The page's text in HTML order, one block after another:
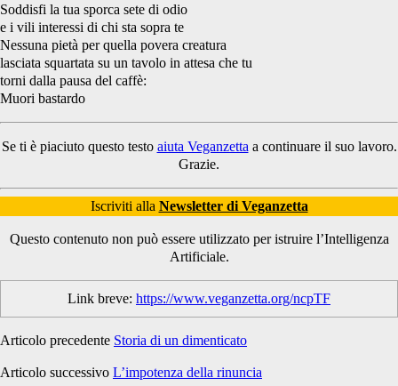
Soddisfi la tua sporca sete di odio
e i vili interessi di chi sta sopra te
Nessuna pietà per quella povera creatura
lasciata squartata su un tavolo in attesa che tu
torni dalla pausa del caffè:
Muori bastardo
Se ti è piaciuto questo testo aiuta Veganzetta a continuare il suo lavoro.
Grazie.
Iscriviti alla Newsletter di Veganzetta
Questo contenuto non può essere utilizzato per istruire l’Intelligenza
Artificiale.
Link breve: https://www.veganzetta.org/ncpTF
Articolo precedente Storia di un dimenticato
Articolo successivo L’impotenza della rinuncia